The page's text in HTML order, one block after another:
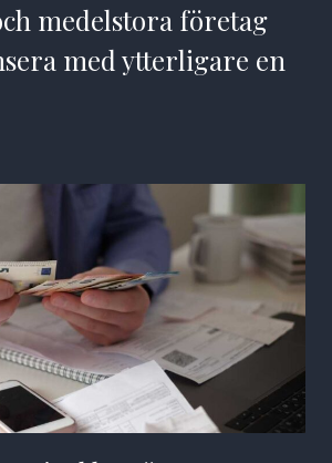
medelstora företag
med ytterligare en